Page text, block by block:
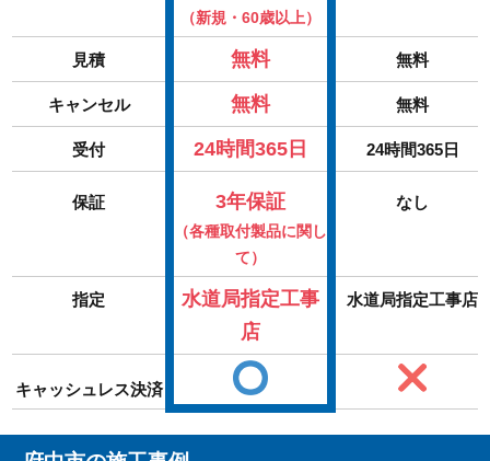
（新規・60歳以上）
見積 無料 無料
キャンセル 無料 無料
受付 24時間365日 24時間365日
保証 3年保証
（各種取付製品に関し
て）
なし
指定
水道局指定工事
店
水道局指定工事店
キャッシュレス決済